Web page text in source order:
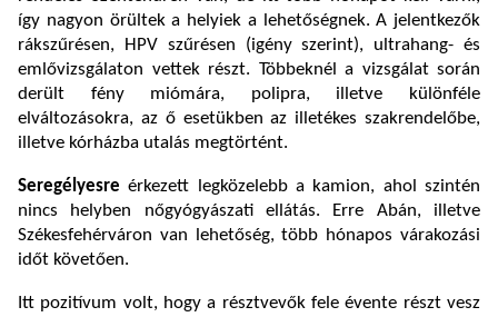
így nagyon örültek a helyiek a lehetőségnek.A jelentkezők
rákszűrésen, HPV szűrésen (igény szerint), ultrahang- és
emlővizsgálaton vettek részt. Többeknél a vizsgálat során
derült fény miómára, polipra, illetve különféle
elváltozásokra, az ő esetükben az illetékes szakrendelőbe,
illetve kórházba utalás megtörtént.
Seregélyesre érkezett legközelebb a kamion, ahol szintén
nincs helyben nőgyógyászati ellátás. Erre Abán, illetve
Székesfehérváron van lehetőség, több hónapos várakozási
időt követően.
Itt pozitívum volt, hogy a résztvevők fele évente részt vesz